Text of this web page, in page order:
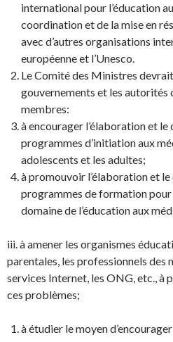
international pour l’éducation
coordination et de la mise en
avec d’autres organisations
européenne et l’Unesco.
Le Comité des Ministres
gouvernements et les autorités
membres:
à encourager l’élaboration et
programmes d’initiation aux
adolescents et les adultes;
à promouvoir l’élaboration et
programmes de formation pour
domaine de l’éducation aux
iii. à amener les organismes
parentales, les professionnels des
services Internet, les ONG, etc., à
ces problèmes;
à étudier le moyen